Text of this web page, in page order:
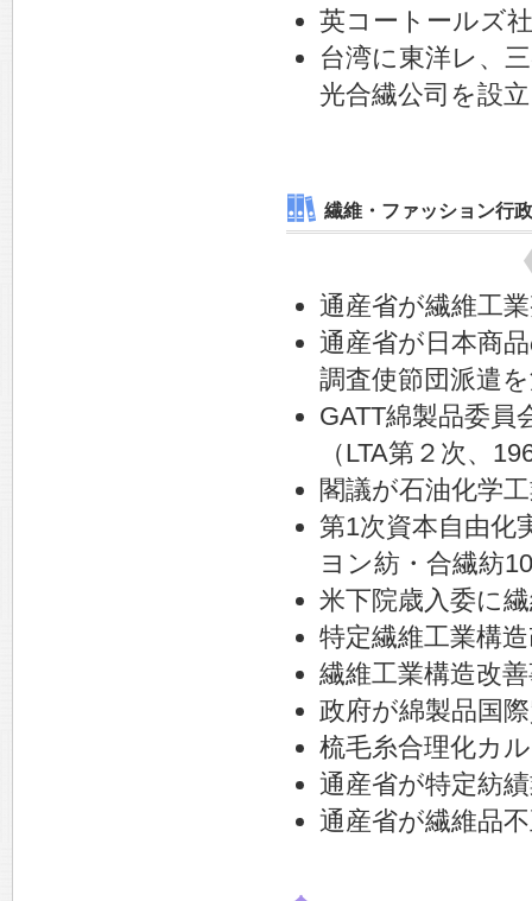
英コートールズ
台湾に東洋レ、
光合繊公司を設立
繊維・ファッション行政
通産省が繊維工
通産省が日本商
調査使節団派遣
GATT綿製品委員
（LTA第２次、
閣議が石油化学
第1次資本自由化
ヨン紡・合繊紡
米下院歳入委に
特定繊維工業構
繊維工業構造改
政府が綿製品国
梳毛糸合理化カ
通産省が特定紡
通産省が繊維品